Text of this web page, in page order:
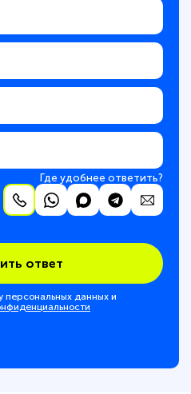
Где удобнее ответить?
ответ
персональных данных и